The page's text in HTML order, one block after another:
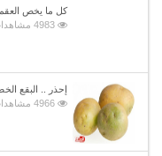
كل ما يخص العقم
4983 مشاهدات
إحذر .. البقع
4966 مشاهدات